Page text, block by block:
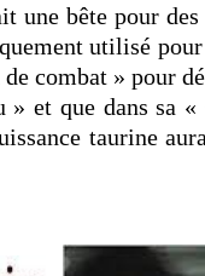
une bête pour
utilisé
combat » pour
que dans sa «
taurine